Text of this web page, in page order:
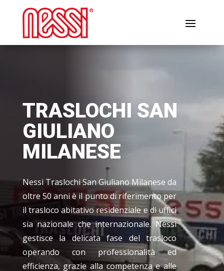
TRASLOCHI SAN
GIULIANO
MILANESE
Nessi Traslochi San Giuliano Milanese da
oltre 50 anni è il punto di riferimento per
il trasloco abitativo residenziale e di uffici
sia nazionale che internazionale. Nessi
gestisce la delicata fase del trasloco
operando con professionalità ed
efficienza, grazie alla competenza e alle